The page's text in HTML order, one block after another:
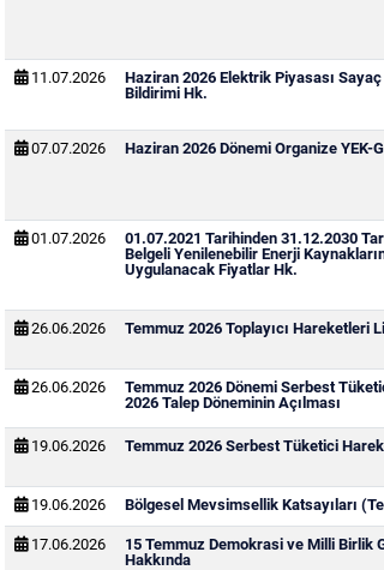
11.07.2026
Haziran 2026 Elektrik Piyasası
Bildirimi Hk.
07.07.2026 Haziran 2026 Dönemi Organize YEK-
01.07.2026
01.07.2021 Tarihinden 31.12.2030
Belgeli Yenilenebilir Enerji
Uygulanacak Fiyatlar Hk.
26.06.2026 Temmuz 2026 Toplayıcı Hareketleri
26.06.2026
Temmuz 2026 Dönemi Serbest
2026 Talep Döneminin Açılması
19.06.2026 Temmuz 2026 Serbest Tüketici
19.06.2026 Bölgesel Mevsimsellik Katsayıları
17.06.2026
15 Temmuz Demokrasi ve Milli Birlik
Hakkında